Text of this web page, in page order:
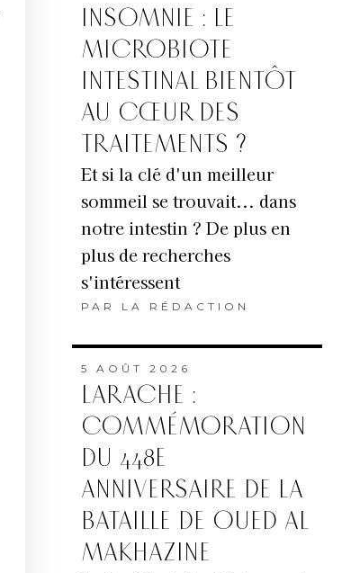
INSOMNIE : LE
MICROBIOTE
INTESTINAL BIENTÔT
AU CŒUR DES
TRAITEMENTS ?
Et si la clé d'un meilleur
sommeil se trouvait... dans
notre intestin ? De plus en
plus de recherches
s'intéressent
PAR LA RÉDACTION
5 AOÛT 2026
LARACHE :
COMMÉMORATION
DU 448E
ANNIVERSAIRE DE LA
BATAILLE DE OUED AL
MAKHAZINE